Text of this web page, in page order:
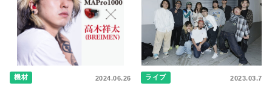
機材 2024.06.26 ライブ 2023.03.7